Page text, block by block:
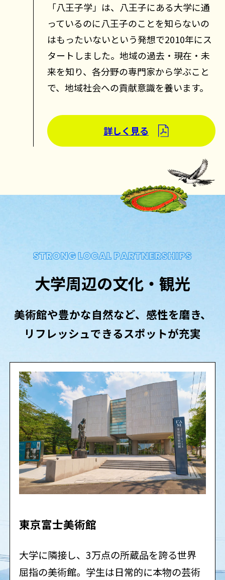
「八王子学」は、八王子にある大学に通
っているのに八王子のことを知らないの
はもったいないという発想で2010年にス
タートしました。地域の過去・現在・未
来を知り、各分野の専門家から学ぶこと
で、地域社会への貢献意識を養います。
詳しく見る
大学周辺の文化・観光
美術館や豊かな自然など、感性を磨き、
リフレッシュできるスポットが充実
東京富士美術館
大学に隣接し、3万点の所蔵品を誇る世界
屈指の美術館。学生は日常的に本物の芸術